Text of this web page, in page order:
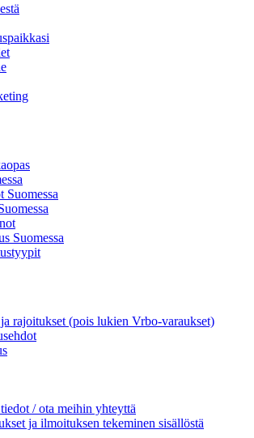
Suomessa
Suomessa
rajoitukset (pois lukien Vrbo-varaukset)
/ ota meihin yhteyttä
ja ilmoituksen tekeminen sisällöstä